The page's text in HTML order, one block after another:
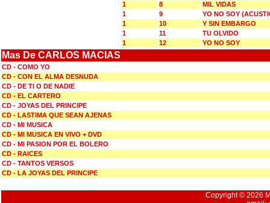
1
8
MIL VIDAS
1
9
YO NO SOY
1
10
Y SIN EMBARGO
1
11
TU OLVIDO
1
12 YO NO SOY
Mas De CARLOS MACIAS
CD - COMO YO
CD - CON EL ALMA DESNUDA
CD - DE TI O DE NADIE
CD - EL CARTERO
CD - JOYAS DEL PRINCIPE
CD - LASTIMA QUE SEAN AJENAS
CD - MI MUSICA
CD - MI MUSICA EN VIVO + DVD
CD - MI PASION POR EL BOLERO
CD - RAICES
CD - TANTOS VERSOS
CD - LA JOYAS DEL PRINCIPE
Copyright © 2026